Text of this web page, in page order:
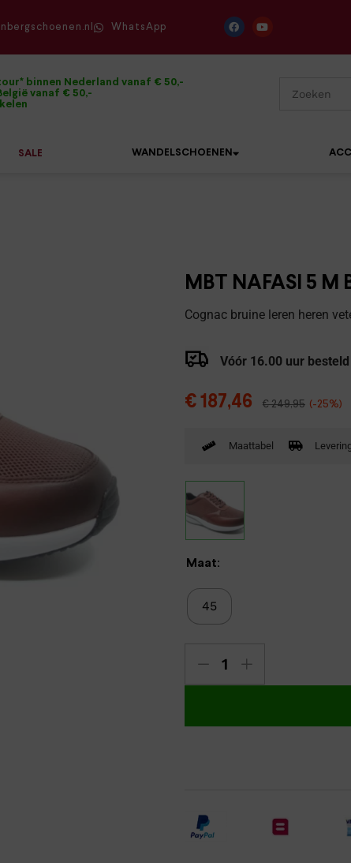
WhatsApp
binnen Nederland vanaf € 50,-
vanaf € 50,-
SALE WANDELSCHOENEN
MBT NAFASI 5 M
Cognac bruine leren heren
Vóór 16.00 uur
€ 187,46 €249,95 (-25%)
Maattabel
Maat:
45